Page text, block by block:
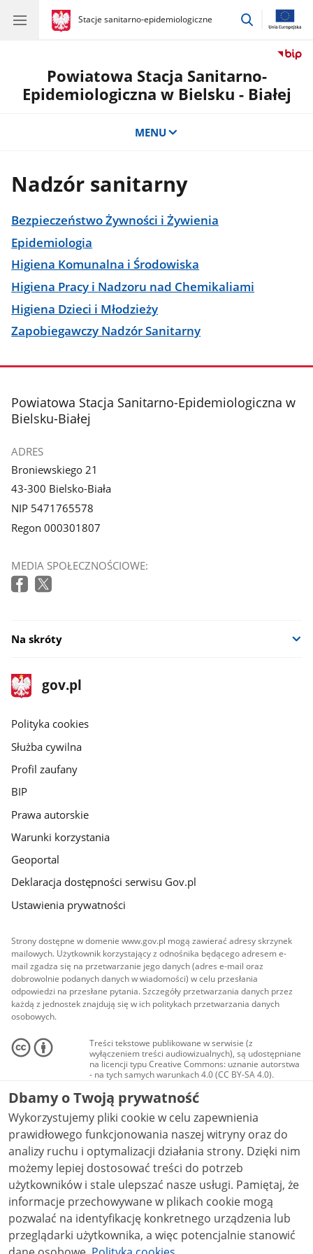
gov.pl
Stacje sanitarno-epidemiologiczne
gov.pl
Stacje
przejdź
Powiatowa Stacja Sanitarno-
Epidemiologiczna w Bielsku - Białej
MENU
Nadzór sanitarny
Bezpieczeństwo Żywności i Żywienia
Epidemiologia
Higiena Komunalna i Środowiska
Higiena Pracy i Nadzoru nad Chemikaliami
Higiena Dzieci i Młodzieży
Zapobiegawczy Nadzór Sanitarny
stopka
Powiatowa Stacja Sanitarno-Epidemiologiczna w
Bielsku-Białej
ADRES
Broniewskiego 21
43-300 Bielsko-Biała
NIP 5471765578
Regon 000301807
MEDIA SPOŁECZNOŚCIOWE:
Na skróty
stopka
gov.pl
Strona
gov.pl
gov.pl
Polityka cookies
Służba cywilna
Profil zaufany
BIP
Prawa autorskie
Warunki korzystania
Geoportal
Deklaracja dostępności serwisu Gov.pl
Ustawienia prywatności
Strony dostępne w domenie www.gov.pl mogą zawierać adresy skrzynek
mailowych. Użytkownik korzystający z odnośnika będącego adresem e-
mail zgadza się na przetwarzanie jego danych (adres e-mail oraz
dobrowolnie podanych danych w wiadomości) w celu przesłania
odpowiedzi na przesłane pytania. Szczegóły przetwarzania danych przez
każdą z jednostek znajdują się w ich politykach przetwarzania danych
osobowych.
Treści tekstowe publikowane w serwisie (z
wyłączeniem treści audiowizualnych), są udostępniane
na licencji typu Creative Commons: uznanie autorstwa
- na tych samych warunkach 4.0 (CC BY-SA 4.0).
Materiały audiowizualne, w tym zdjęcia, materiały
audio i wideo, są udostępniane na licencji typu
Creative Commons: uznanie autorstwa użycie
niekomercyjne - bez utworów zależnych 4.0 (CC BY-
NC-ND 4.0), o ile nie jest to stwierdzone inaczej.
Dbamy o Twoją prywatność
Wykorzystujemy pliki cookie w celu zapewnienia
prawidłowego funkcjonowania naszej witryny oraz do
analizy ruchu i optymalizacji działania strony. Dzięki nim
możemy lepiej dostosować treści do potrzeb
użytkowników i stale ulepszać nasze usługi. Pamiętaj, że
informacje przechowywane w plikach cookie mogą
pozwalać na identyfikację konkretnego urządzenia lub
przeglądarki użytkownika, a więc potencjalnie stanowić